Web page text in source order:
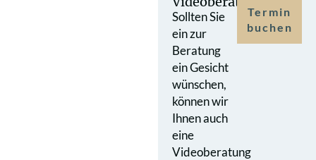
Sollten Sie
ein zur
Beratung
ein Gesicht
wünschen,
können wir
Ihnen auch
eine
Videoberatung
Termin
buchen